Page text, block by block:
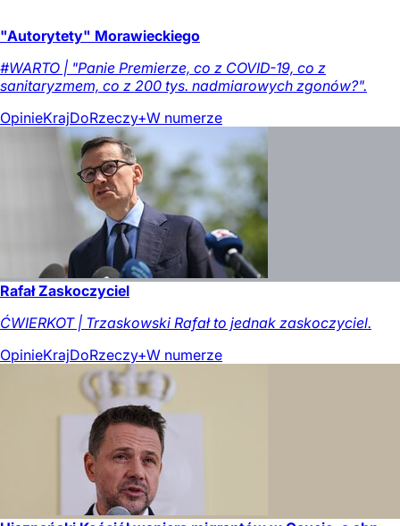
"Autorytety" Morawieckiego
#WARTO | "Panie Premierze, co z COVID-19, co z
sanitaryzmem, co z 200 tys. nadmiarowych zgonów?".
OpinieKrajDoRzeczy+W numerze
Rafał Zaskoczyciel
ĆWIERKOT | Trzaskowski Rafał to jednak zaskoczyciel.
OpinieKrajDoRzeczy+W numerze